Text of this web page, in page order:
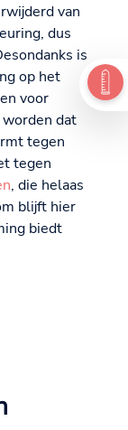
van
dus
is
op het
voor
dat
tegen
tegen
, die helaas
blijft hier
biedt